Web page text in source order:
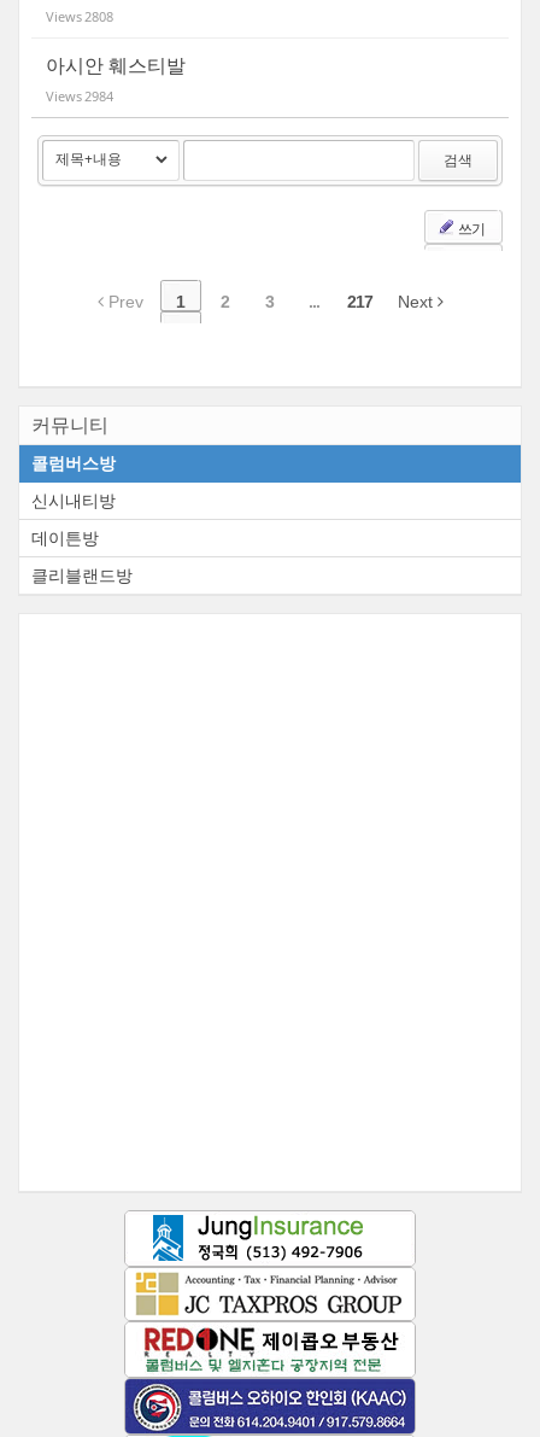
Views2808
아시안 훼스티발
Views2984
검색
쓰기
Prev 1 2 3 ... 217 Next
커뮤니티
콜럼버스방
신시내티방
데이튼방
클리블랜드방